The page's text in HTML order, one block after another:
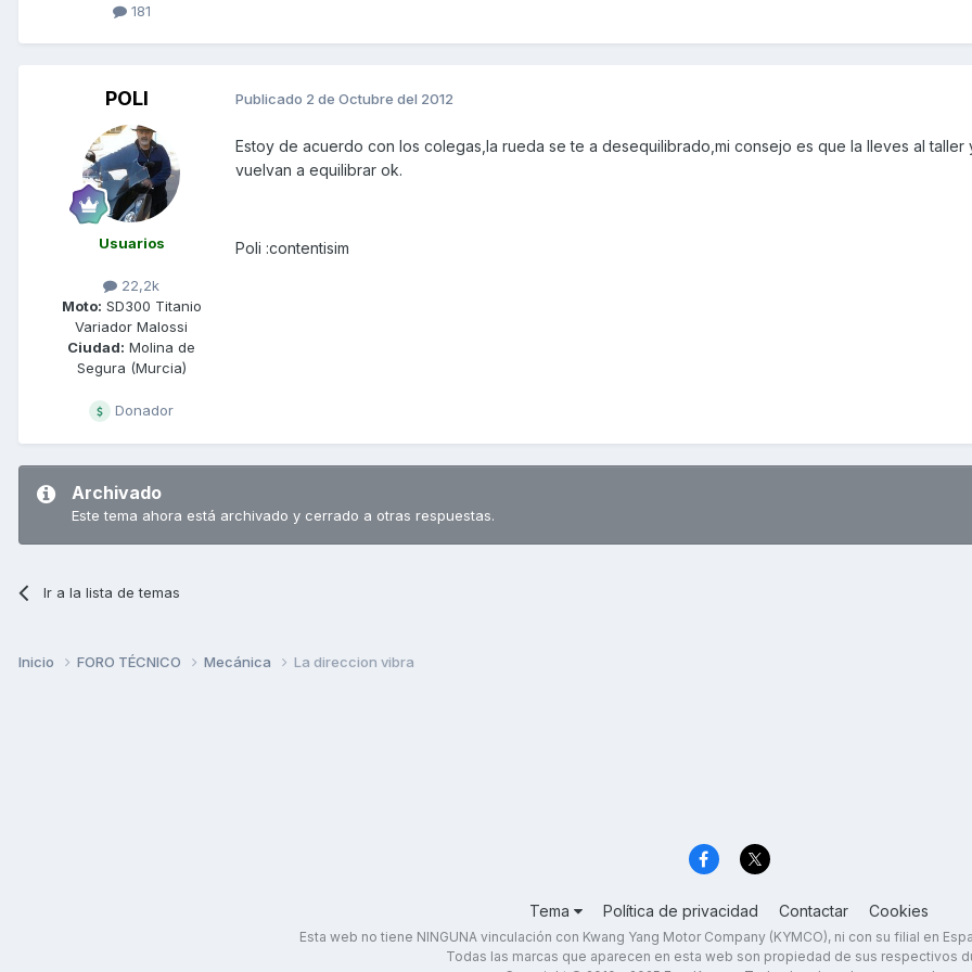
181
POLI
Usuarios
22,2k
Moto: SD300 Titanio
Variador Malossi
Ciudad: Molina de
Segura (Murcia)
Donador
Publicado 2 de Octubre del 2012
Estoy de acuerdo con los colegas,la rueda se te a desequilibrado,mi consejo es que la lleves al taller
vuelvan a equilibrar ok.
Poli :contentisim
Archivado
Este tema ahora está archivado y cerrado a otras respuestas.
Ir a la lista de temas
Inicio FORO TÉCNICO Mecánica La direccion vibra
Tema Política de privacidad Contactar Cookies
Esta web no tiene NINGUNA vinculación con Kwang Yang Motor Company (KYMCO), ni con su filial en
Todas las marcas que aparecen en esta web son propiedad de sus respectivos